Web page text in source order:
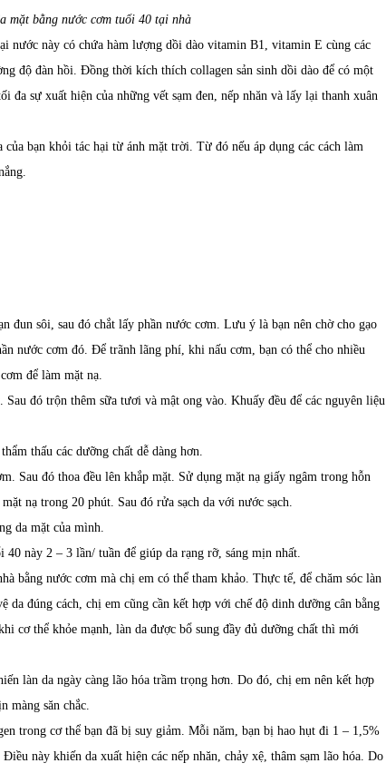
mặt bằng nước cơm tuổi 40 tại nhà
nước này có chứa hàm lượng dồi dào vitamin B1, vitamin E cùng các
độ đàn hồi. Đồng thời kích thích collagen sản sinh dồi dào để có một
sự xuất hiện của những vết sạm đen, nếp nhăn và lấy lại thanh xuân
bạn khỏi tác hại từ ánh mặt trời. Từ đó nếu áp dụng các cách làm
đun sôi, sau đó chắt lấy phần nước cơm. Lưu ý là bạn nên chờ cho gạo
nước cơm đó. Để trãnh lãng phí, khi nấu cơm, bạn có thể cho nhiều
để làm mặt nạ.
đó trộn thêm sữa tươi và mật ong vào. Khuấy đều để các nguyên liệu
thấu các dưỡng chất dễ dàng hơn.
Sau đó thoa đều lên khắp mặt. Sử dụng mặt nạ giấy ngâm trong hỗn
nạ trong 20 phút. Sau đó rửa sạch da với nước sạch.
da mặt của mình.
này 2 – 3 lần/ tuần để giúp da rạng rỡ, sáng mịn nhất.
bằng nước cơm mà chị em có thể tham khảo. Thực tế, để chăm sóc làn
da đúng cách, chị em cũng cần kết hợp với chế độ dinh dưỡng cân bằng
cơ thể khỏe mạnh, làn da được bổ sung đầy đủ dưỡng chất thì mới
làn da ngày càng lão hóa trầm trọng hơn. Do đó, chị em nên kết hợp
màng săn chắc.
trong cơ thể bạn đã bị suy giảm. Mỗi năm, bạn bị hao hụt đi 1 – 1,5%
này khiến da xuất hiện các nếp nhăn, chảy xệ, thâm sạm lão hóa. Do